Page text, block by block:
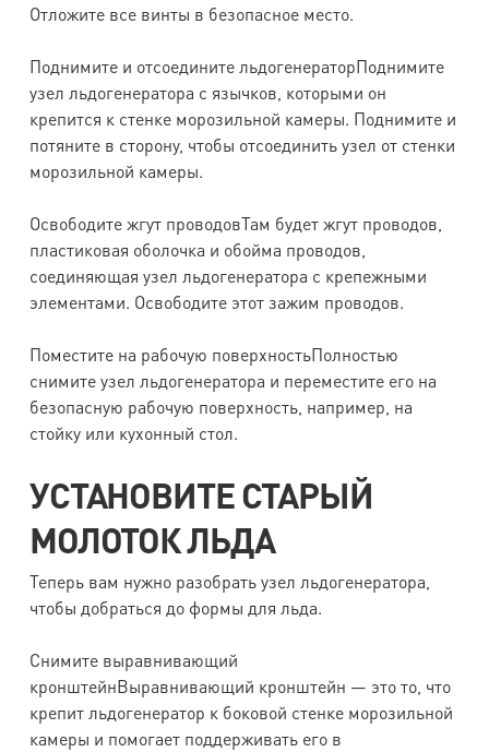
Отложите все винты в безопасное место.
Поднимите и отсоедините льдогенераторПоднимите
узел льдогенератора с язычков, которыми он
крепится к стенке морозильной камеры. Поднимите и
потяните в сторону, чтобы отсоединить узел от стенки
морозильной камеры.
Освободите жгут проводовТам будет жгут проводов,
пластиковая оболочка и обойма проводов,
соединяющая узел льдогенератора с крепежными
элементами. Освободите этот зажим проводов.
Поместите на рабочую поверхностьПолностью
снимите узел льдогенератора и переместите его на
безопасную рабочую поверхность, например, на
стойку или кухонный стол.
УСТАНОВИТЕ СТАРЫЙ
МОЛОТОК ЛЬДА
Теперь вам нужно разобрать узел льдогенератора,
чтобы добраться до формы для льда.
Снимите выравнивающий
кронштейнВыравнивающий кронштейн — это то, что
крепит льдогенератор к боковой стенке морозильной
камеры и помогает поддерживать его в